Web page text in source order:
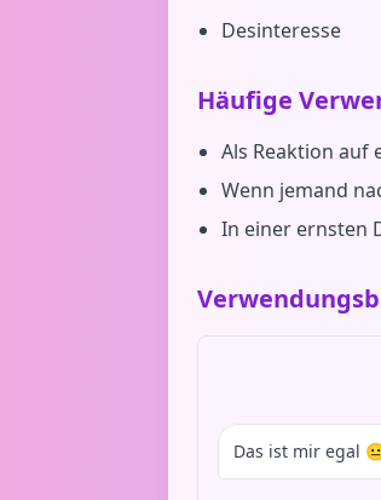
Desinteresse
Häufige
Als Reaktion auf
Wenn jemand
In einer ernsten
Das ist mir egal